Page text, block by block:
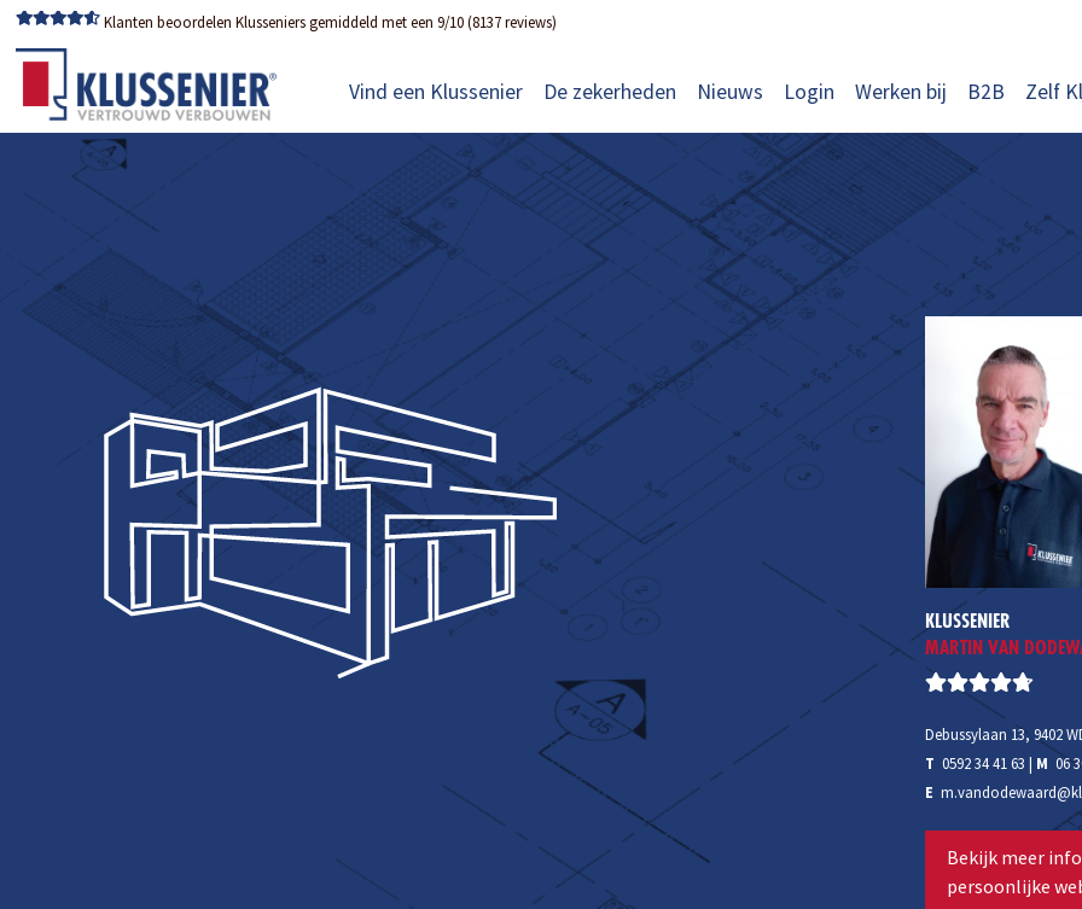
Klanten beoordelen Klusseniers gemiddeld met een 9/10 (8137 reviews)
Vind een Klussenier De zekerheden Nieuws Login Werken bij B2B Zelf
KLUSSENIER
MARTIN VAN
Debussylaan 13, 9402
T 0592 34 41 63 | M 06
E
Bekijk meer
persoonlijke